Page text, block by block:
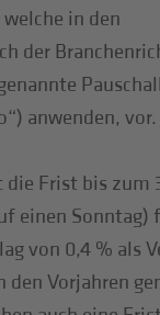
in den
der
anwenden, vor.
Frist bis zum
einen Sonntag)
von 0,4 % als
den Vorjahren